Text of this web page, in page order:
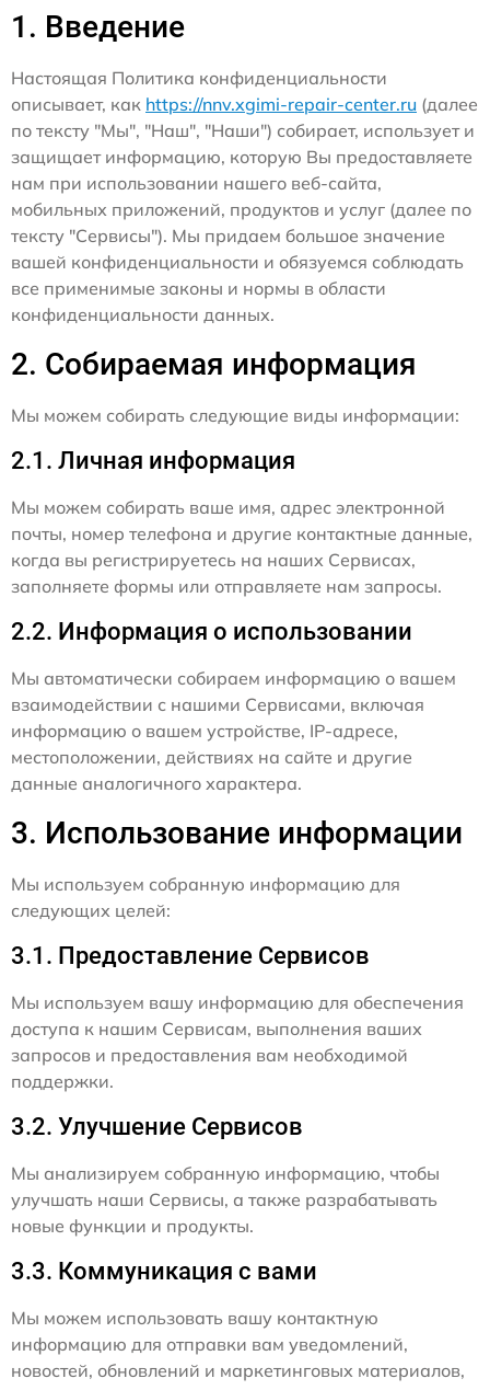
1. Введение
Настоящая Политика конфиденциальности
описывает, как https://nnv.xgimi-repair-center.ru (далее
по тексту "Мы", "Наш", "Наши") собирает, использует и
защищает информацию, которую Вы предоставляете
нам при использовании нашего веб-сайта,
мобильных приложений, продуктов и услуг (далее по
тексту "Сервисы"). Мы придаем большое значение
вашей конфиденциальности и обязуемся соблюдать
все применимые законы и нормы в области
конфиденциальности данных.
2. Собираемая информация
Мы можем собирать следующие виды информации:
2.1. Личная информация
Мы можем собирать ваше имя, адрес электронной
почты, номер телефона и другие контактные данные,
когда вы регистрируетесь на наших Сервисах,
заполняете формы или отправляете нам запросы.
2.2. Информация о использовании
Мы автоматически собираем информацию о вашем
взаимодействии с нашими Сервисами, включая
информацию о вашем устройстве, IP-адресе,
местоположении, действиях на сайте и другие
данные аналогичного характера.
3. Использование информации
Мы используем собранную информацию для
следующих целей:
3.1. Предоставление Сервисов
Мы используем вашу информацию для обеспечения
доступа к нашим Сервисам, выполнения ваших
запросов и предоставления вам необходимой
поддержки.
3.2. Улучшение Сервисов
Мы анализируем собранную информацию, чтобы
улучшать наши Сервисы, а также разрабатывать
новые функции и продукты.
3.3. Коммуникация с вами
Мы можем использовать вашу контактную
информацию для отправки вам уведомлений,
новостей, обновлений и маркетинговых материалов,